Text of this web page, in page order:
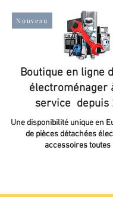
Nouveau
Boutique en ligne
électroménager
service depuis
Une disponibilité unique en
de pièces détachées
accessoires